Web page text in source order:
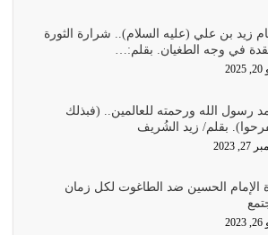
وليس كل…
زيد بن علي (عليه السلام).. شرارة الثورة
في وجه الطغيان. بقلم:…
رسول الله ورحمته للعالمين.. (فبذلك
بقلم/ زيد الشُريف
2023
الإمام الحسين ضد الطاغوت لكل زمان